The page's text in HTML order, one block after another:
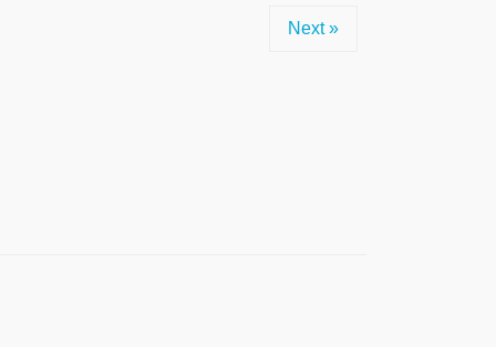
Next »